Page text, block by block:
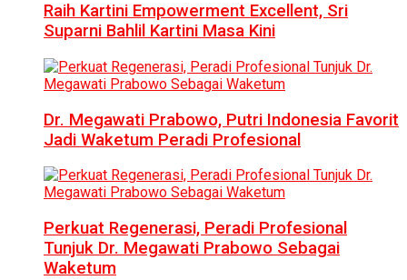
Raih Kartini Empowerment Excellent, Sri
Suparni Bahlil Kartini Masa Kini
Dr. Megawati Prabowo, Putri Indonesia Favorit
Jadi Waketum Peradi Profesional
Perkuat Regenerasi, Peradi Profesional
Tunjuk Dr. Megawati Prabowo Sebagai
Waketum